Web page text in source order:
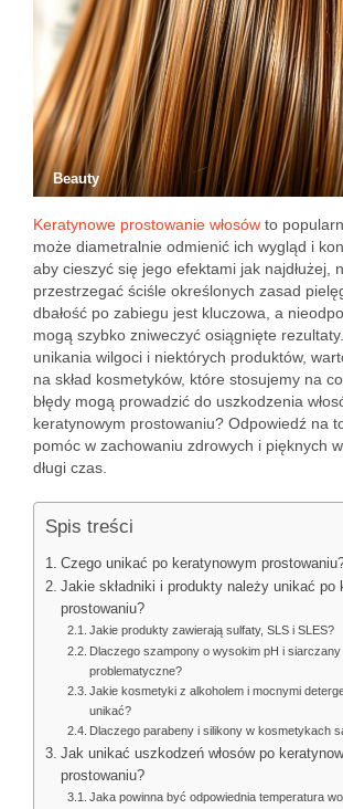
Beauty
Keratynowe prostowanie włosów to
może diametralnie odmienić ich wygląd i
aby cieszyć się jego efektami jak najdłużej,
przestrzegać ściśle określonych zasad
dbałość po zabiegu jest kluczowa, a
mogą szybko zniweczyć osiągnięte
unikania wilgoci i niektórych produktów,
na skład kosmetyków, które stosujemy na
błędy mogą prowadzić do uszkodzenia
keratynowym prostowaniu? Odpowiedź na
pomóc w zachowaniu zdrowych i pięknych
długi czas.
Spis treści
Czego unikać po keratynowym
Jakie składniki i produkty należy unikać po
prostowaniu?
Jakie produkty zawierają sulfaty, SLS i SLES?
Dlaczego szampony o wysokim pH i siarczany
problematyczne?
Jakie kosmetyki z alkoholem i mocnymi
unikać?
Dlaczego parabeny i silikony w kosmetykach
Jak unikać uszkodzeń włosów po
prostowaniu?
Jaka powinna być odpowiednia temperatura